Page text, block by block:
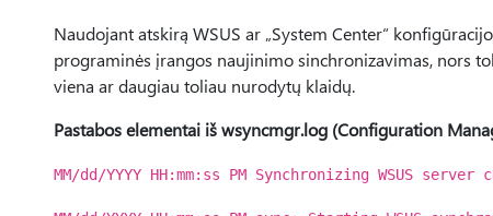
Naudojant atskirą WSUS ar „System Center“
programinės įrangos naujinimo sinchronizavimas, nors
viena ar daugiau toliau nurodytų klaidų.
Pastabos elementai iš wsyncmgr.log (Configuration
MM/dd/YYYY HH:mm:ss PM Synchronizing WSUS